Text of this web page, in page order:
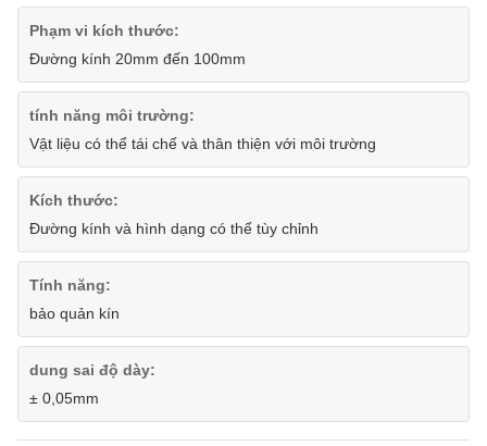
Phạm vi kích thước:
Đường kính 20mm đến 100mm
tính năng môi trường:
Vật liệu có thể tái chế và thân thiện với môi trường
Kích thước:
Đường kính và hình dạng có thể tùy chỉnh
Tính năng:
bảo quản kín
dung sai độ dày:
± 0,05mm